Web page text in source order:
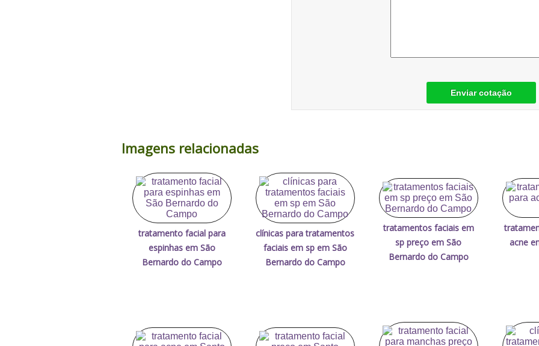
Enviar cotação
Imagens relacionadas
tratamento facial para
espinhas em São
Bernardo do Campo
clínicas para tratamentos
faciais em sp em São
Bernardo do Campo
tratamentos faciais em
sp preço em São
Bernardo do Campo
acne